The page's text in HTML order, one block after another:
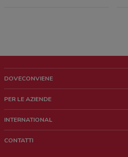
DOVECONVIENE
Chi siamo
Lavora con noi
PER LE AZIENDE
Richieste commerciali e marketing
INTERNATIONAL
CONTATTI